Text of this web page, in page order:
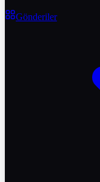
Gönderiler